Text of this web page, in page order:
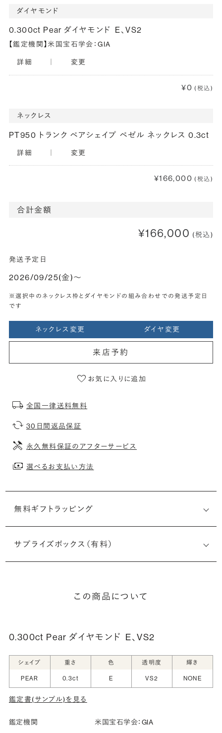
ダイヤモンド
0.300ct Pear ダイヤモンド E、VS2
【鑑定機関】米国宝石学会：GIA
詳細 変更
¥0 (税込)
ネックレス
PT950 トランク ペアシェイプ ベゼル ネックレス 0.3ct
詳細 変更
¥166,000 (税込)
合計金額
¥166,000 (税込)
発送予定日
2026/09/25(金)〜
※選択中のネックレス枠とダイヤモンドの組み合わせでの発送予定日
です
ネックレス変更 ダイヤ変更
来店予約
お気に入りに追加
全国一律送料無料
30日間返品保証
永久無料保証のアフターサービス
選べるお支払い方法
無料ギフトラッピング
サプライズボックス（有料）
この商品について
0.300ct Pear ダイヤモンド E、VS2
シェイプ 重さ 色 透明度 輝き
PEAR 0.3ct E VS2 NONE
鑑定書(サンプル)を見る
鑑定機関
米国宝石学会：GIA